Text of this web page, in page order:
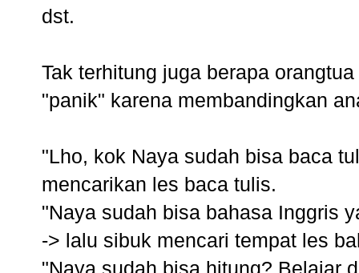
dst.
Tak terhitung juga berapa
"panik" karena membandingkan
"Lho, kok Naya sudah bisa baca
mencarikan les baca tulis.
"Naya sudah bisa bahasa Inggris
-> lalu sibuk mencari tempat les
"Naya sudah bisa hitung? Belajar